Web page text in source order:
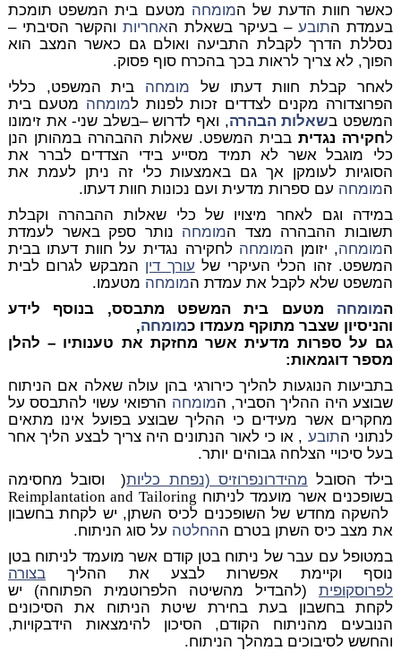
כאשר חוות הדעת של המומחה מטעם בית המשפט תומכת
בעמדת התובע– בעיקר בשאלת האחריות והקשר הסיבתי –
נסללת הדרך לקבלת התביעה ואולם גם כאשר המצב הוא
הפוך, לא צריך לראות בכך בהכרח סוף פסוק.
לאחר קבלת חוות דעתו של מומחה בית המשפט, כללי
הפרוצדורה מקנים לצדדים זכות לפנות למומחה מטעם בית
המשפט בשאלות הבהרה, ואף לדרוש –בשלב שני- את זימונו
לחקירה נגדיתבבית המשפט. שאלות ההבהרה במהותן הנן
כלי מוגבל אשר לא תמיד מסייע בידי הצדדים לברר את
הסוגיות לעומקן אך גם באמצעות כלי זה ניתן לעמת את
המומחה עם ספרות מדעית ועם נכונות חוות דעתו.
במידה וגם לאחר מיצויו של כלי שאלות ההבהרה וקבלת
תשובות ההבהרה מצד המומחה נותר ספק באשר לעמדת
המומחה, יזומן המומחה לחקירה נגדית על חוות דעתו בבית
המשפט. זהו הכלי העיקרי של עורך דין המבקש לגרום לבית
המשפט שלא לקבל את עמדת המומחה מטעמו.
המומחה מטעם בית המשפט מתבסס, בנוסף לידע
והניסיון שצבר מתוקף מעמדו כמומחה,
גם על ספרות מדעית אשר מחזקת את טענותיו – להלן
מספר דוגמאות:
בתביעות הנוגעות להליך כירורגי בהן עולה שאלה אם הניתוח
שבוצע היה ההליך הסביר, המומחה הרפואי עשוי להתבסס על
מחקרים אשר מעידים כי ההליך שבוצע בפועל אינו מתאים
לנתוני התובע , או כי לאור הנתונים היה צריך לבצע הליך אחר
בעל סיכויי הצלחה גבוהים יותר.
בילד הסובל מהידרונפרוזיס (נפחת כליות( וסובל מחסימה
בשופכנים אשר מועמד לניתוח Reimplantation and Tailoring
להשקה מחדש של השופכנים לכיס השתן, יש לקחת בחשבון
את מצב כיס השתן בטרם ההחלטה על סוג הניתוח.
במטופל עם עבר של ניתוח בטן קודם אשר מועמד לניתוח בטן
נוסף וקיימת אפשרות לבצע את ההליךבצורה
לפרוסקופית(להבדיל מהשיטה הלפרוטמית הפתוחה) יש
לקחת בחשבון בעת בחירת שיטת הניתוח את הסיכונים
הנובעים מהניתוח הקודם, הסיכון להימצאות הידבקויות,
והחשש לסיבוכים במהלך הניתוח.